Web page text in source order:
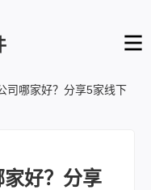
司哪家好？分享5家线下
好？分享